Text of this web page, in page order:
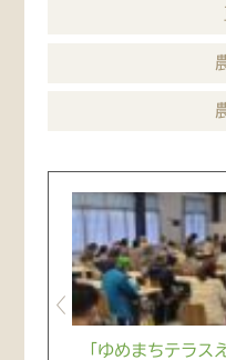
「ゆめまちテラス